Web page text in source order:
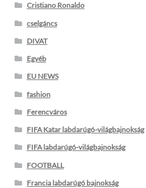
Cristiano Ronaldo
cselgáncs
DIVAT
Egyéb
EU NEWS
fashion
Ferencváros
FIFA Katar labdarúgó-világbajnokság
FIFA labdarúgó-világbajnokság
FOOTBALL
Francia labdarúgó bajnokság